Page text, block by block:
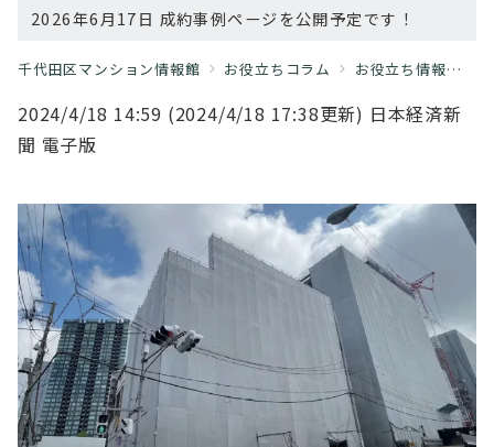
2026年6月17日 成約事例ページを公開予定です！
千代田区マンション情報館 お役立ちコラム お役立ち情報
2024/4/18 14:59 (2024/4/18 17:38更新) 日本経済新
聞 電子版